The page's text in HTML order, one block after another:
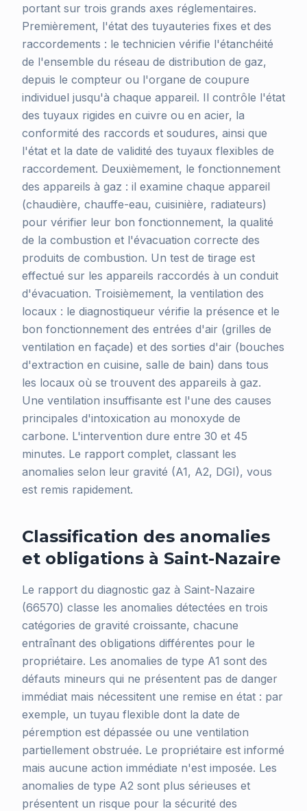
portant sur trois grands axes réglementaires.
Premièrement, l'état des tuyauteries fixes et des
raccordements : le technicien vérifie l'étanchéité
de l'ensemble du réseau de distribution de gaz,
depuis le compteur ou l'organe de coupure
individuel jusqu'à chaque appareil. Il contrôle l'état
des tuyaux rigides en cuivre ou en acier, la
conformité des raccords et soudures, ainsi que
l'état et la date de validité des tuyaux flexibles de
raccordement. Deuxièmement, le fonctionnement
des appareils à gaz : il examine chaque appareil
(chaudière, chauffe-eau, cuisinière, radiateurs)
pour vérifier leur bon fonctionnement, la qualité
de la combustion et l'évacuation correcte des
produits de combustion. Un test de tirage est
effectué sur les appareils raccordés à un conduit
d'évacuation. Troisièmement, la ventilation des
locaux : le diagnostiqueur vérifie la présence et le
bon fonctionnement des entrées d'air (grilles de
ventilation en façade) et des sorties d'air (bouches
d'extraction en cuisine, salle de bain) dans tous
les locaux où se trouvent des appareils à gaz.
Une ventilation insuffisante est l'une des causes
principales d'intoxication au monoxyde de
carbone. L'intervention dure entre 30 et 45
minutes. Le rapport complet, classant les
anomalies selon leur gravité (A1, A2, DGI), vous
est remis rapidement.
Classification des anomalies
et obligations à Saint-Nazaire
Le rapport du diagnostic gaz à Saint-Nazaire
(66570) classe les anomalies détectées en trois
catégories de gravité croissante, chacune
entraînant des obligations différentes pour le
propriétaire. Les anomalies de type A1 sont des
défauts mineurs qui ne présentent pas de danger
immédiat mais nécessitent une remise en état : par
exemple, un tuyau flexible dont la date de
péremption est dépassée ou une ventilation
partiellement obstruée. Le propriétaire est informé
mais aucune action immédiate n'est imposée. Les
anomalies de type A2 sont plus sérieuses et
présentent un risque pour la sécurité des